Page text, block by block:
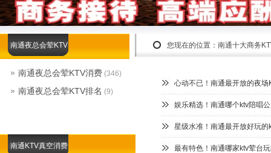
您现在的位置： 南通十大商务
南通KTV真空消费
心动不已！南通最开放的夜
娱乐精选！南通哪个ktv陪唱
星级水准！南通最开放好玩
最有特色！南通哪家ktv荤台
南通夜总会荤KTV
南通夜总会荤KTV消费 (346)
南通夜总会荤KTV排名 (9)